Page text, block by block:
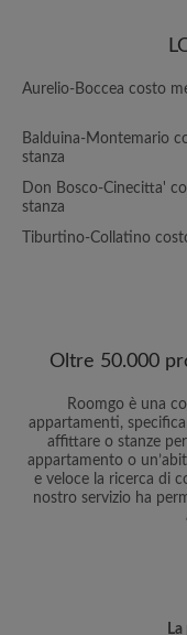
Aurelio-Boccea costo
Balduina-Montemario
stanza
Don Bosco-Cinecitta'
stanza
Tiburtino-Collatino
Oltre 50.000
Roomgo è una
appartamenti,
affittare o stanze
appartamento o
e veloce la ricerca di
nostro servizio ha